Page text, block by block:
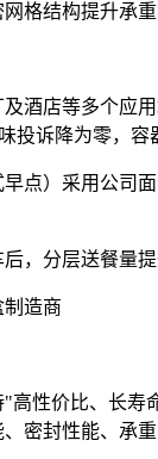
格结构提升承
酒店等多个应
投诉降为零，
点）采用公司
，分层送餐量
高性价比、长寿
密封性能、承